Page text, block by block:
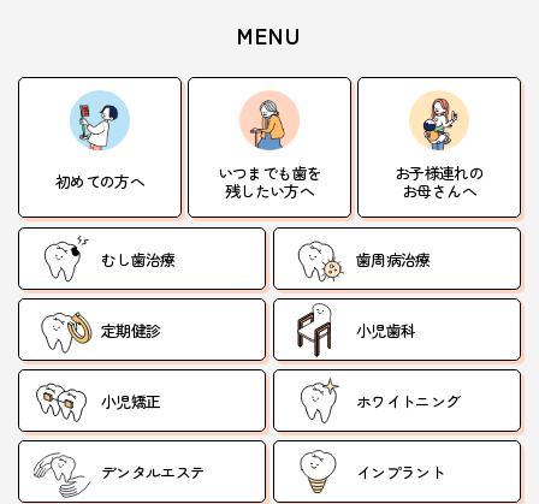
MENU
初めての方へ いつまでも歯を
残したい方へ
お子様連れの
お母さんへ
むし歯治療 歯周病治療
定期健診 小児歯科
小児矯正 ホワイトニング
デンタルエステ インプラント